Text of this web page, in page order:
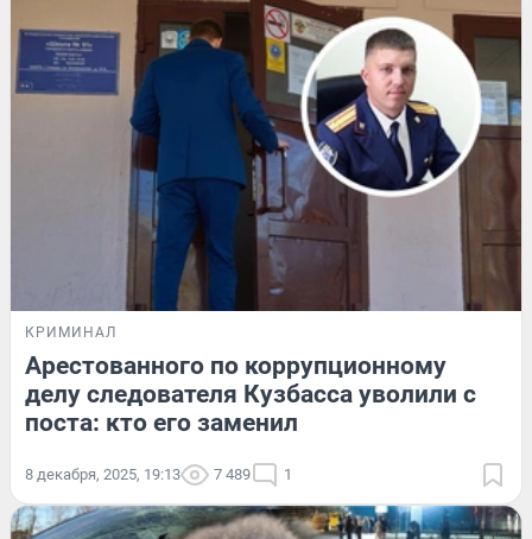
КРИМИНАЛ
Арестованного по коррупционному
делу следователя Кузбасса уволили с
поста: кто его заменил
8 декабря, 2025, 19:13 7 489 1